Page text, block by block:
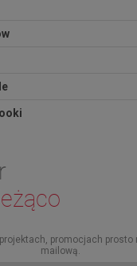
promocjach prosto
mailową.